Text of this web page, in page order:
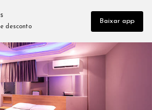
desconto
Baixar app